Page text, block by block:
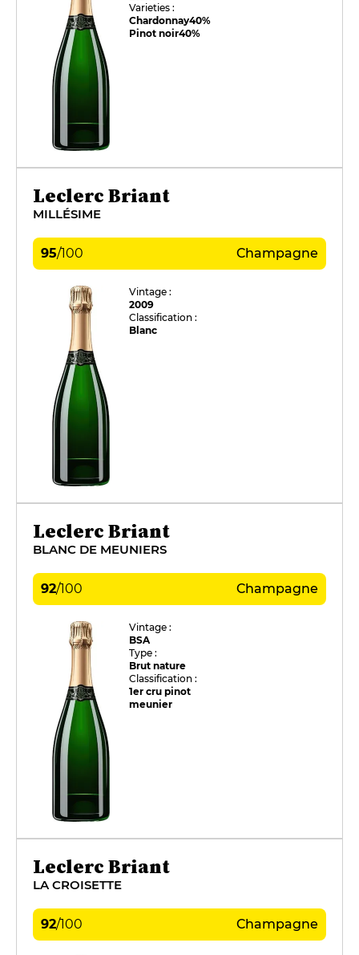
Varieties :
Chardonnay40%
Pinot noir40%
Leclerc Briant
MILLÉSIME
95/100 Champagne
Vintage :
2009
Classification :
Blanc
Leclerc Briant
BLANC DE MEUNIERS
92/100 Champagne
Vintage :
BSA
Type :
Brut nature
Classification :
1er cru pinot
meunier
Leclerc Briant
LA CROISETTE
92/100 Champagne